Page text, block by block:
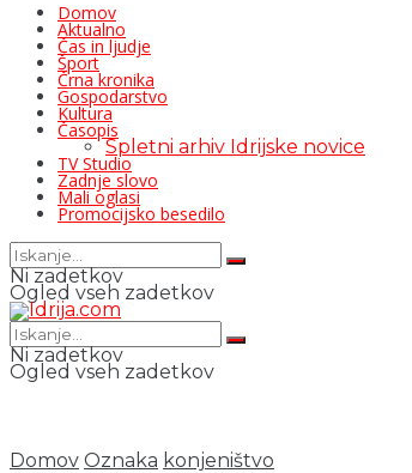
Domov
Aktualno
Čas in ljudje
Šport
Črna kronika
Gospodarstvo
Kultura
Časopis
Spletni arhiv Idrijske novice
TV Studio
Zadnje slovo
Mali oglasi
Promocijsko besedilo
Ni zadetkov
Ogled vseh zadetkov
Ni zadetkov
Ogled vseh zadetkov
Domov Oznaka konjeništvo